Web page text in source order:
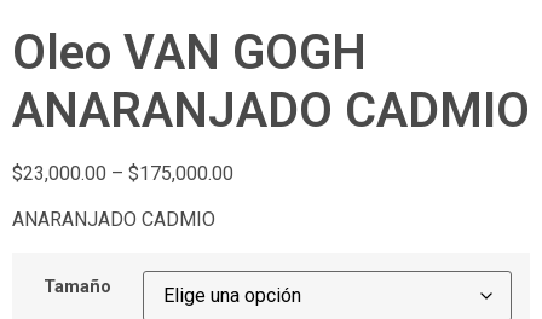
Oleo VAN GOGH
ANARANJADO CADMIO
$23,000.00 – $175,000.00
ANARANJADO CADMIO
Tamaño